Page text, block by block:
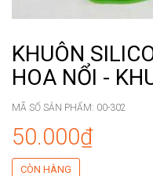
KHUÔN
HOA NỔI -
MÃ SỐ SẢN PHẨM: 00-302
50.000₫
CÒN HÀNG